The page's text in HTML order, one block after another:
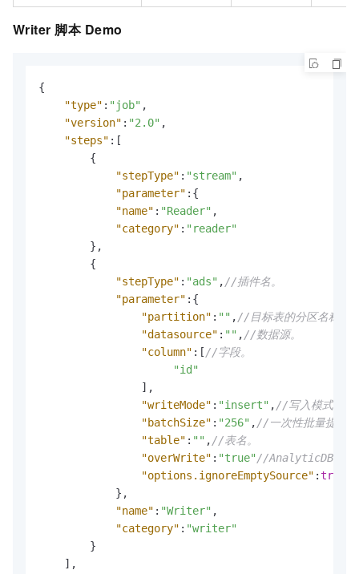
Writer 脚本 Demo
{
"type" : "job" ,
"version" : "2.0" ,
"steps" : [
{
"stepType" : "stream" ,
"parameter" : {
"name" : "Reader" ,
"category" : "reader"
} ,
{
"stepType" : "ads" ,//插件名。
"parameter" : {
"partition" : "" ,//目标表的分区名称。
"datasource" : "" ,//数据源。
"column" : [//字段。
"id"
] ,
"writeMode" : "insert" ,//写入模式。
"batchSize" : "256" ,//一次性批量提交
"table" : "" ,//表名。
"overWrite" : "true"//AnalyticDB for
"options.ignoreEmptySource" :true
} ,
"name" : "Writer" ,
"category" : "writer"
}
] ,